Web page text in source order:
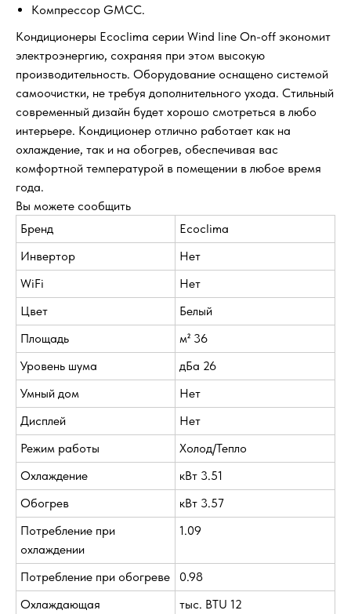
Компрессор GMCC.
Кондиционеры Ecoclima серии Wind line On-off экономит
электроэнергию, сохраняя при этом высокую
производительность. Оборудование оснащено системой
самоочистки, не требуя дополнительного ухода. Стильный
современный дизайн будет хорошо смотреться в любо
интерьере. Кондиционер отлично работает как на
охлаждение, так и на обогрев, обеспечивая вас
комфортной температурой в помещении в любое время
года.
Вы можете сообщить
Бренд
Ecoclima
Инвертор
Нет
WiFi
Нет
Цвет
Белый
Площадь
м² 36
Уровень шума
дБа 26
Умный дом
Нет
Дисплей
Нет
Режим работы
Холод/Тепло
Охлаждение
кВт 3.51
Обогрев
кВт 3.57
Потребление при
охлаждении
1.09
Потребление при обогреве
0.98
Охлаждающая
тыс. BTU 12